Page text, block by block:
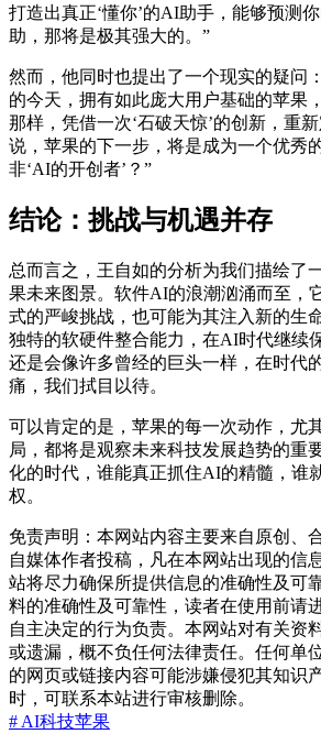
打造出真正‘懂你’的AI助手，能够预测
助，那将是极其强大的。”
然而，他同时也提出了一个现实的疑问
的今天，拥有如此庞大用户基础的苹果
那样，凭借一次‘石破天惊’的创新，重
说，苹果的下一步，将是成为一个优秀
非‘AI的开创者’？”
结论：挑战与机遇并存
总而言之，王自如的分析为我们描绘了
果未来图景。软件AI的浪潮汹涌而至，
式的严峻挑战，也可能为其注入新的生
独特的软硬件整合能力，在AI时代继续
还是会像许多曾经的巨头一样，在时代
痛，我们拭目以待。
可以肯定的是，苹果的每一次动作，尤
局，都将是观察未来科技发展趋势的重
化的时代，谁能真正抓住AI的精髓，谁
权。
免责声明：本网站内容主要来自原创、
自媒体作者投稿，凡在本网站出现的信
站将尽力确保所提供信息的准确性及可
料的准确性及可靠性，读者在使用前请
自主决定的行为负责。本网站对有关资
或遗漏，概不负任何法律责任。任何单
的网页或链接内容可能涉嫌侵犯其知识
时，可联系本站进行审核删除。
# AI科技苹果